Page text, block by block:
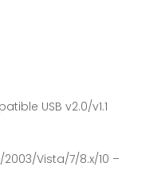
USB v2.0/v1.1
Vista/7/8.x/10 –